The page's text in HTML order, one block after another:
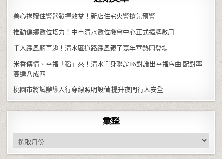
善心捐贈住警器發揮效益！新店住宅火警搶先預警
推動偏鄉數位培力！中市清水數位機會中心正式揭牌啟用
千人踩風騎車趣！清水區道路踩風親子嘉年華熱鬧登場
米香傳情、幸福「稻」來！清水單身聯誼16對譜出幸福序曲 配對率
高達八成四
桃園市將試辦導入行穿線照明設備 提升夜間行人安全
彙整
彙整